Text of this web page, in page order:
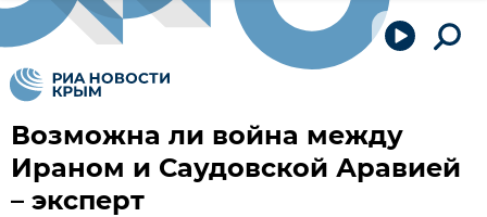
Возможна ли война между
Ираном и Саудовской Аравией
– эксперт